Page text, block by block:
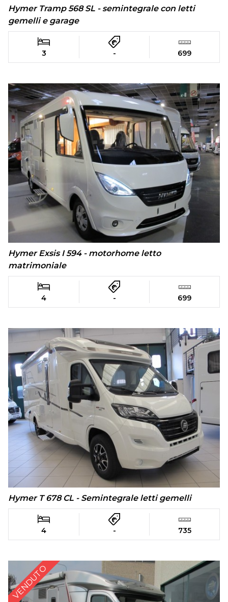
Hymer Tramp 568 SL - semintegrale con letti
gemelli e garage
3 - 699
Hymer Exsis I 594 - motorhome letto
matrimoniale
4 - 699
Hymer T 678 CL - Semintegrale letti gemelli
4 - 735
VENDUTO